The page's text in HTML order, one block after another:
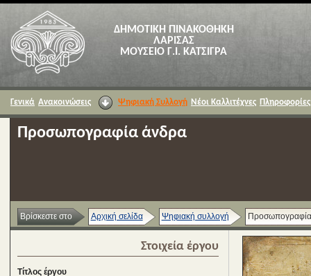
ΔΗΜΟΤΙΚΗ ΠΙΝΑΚΟΘΗΚΗ
ΛΑΡΙΣΑΣ
ΜΟΥΣΕΙΟ Γ.Ι. ΚΑΤΣΙΓΡΑ
Γενικά Ανακοινώσεις Ψηφιακή Συλλογή Νέοι Καλλιτέχνες Πληροφορίες
Προσωπογραφία άνδρα
Βρίσκεστε στο Αρχική σελίδα Ψηφιακή συλλογή
Στοιχεία έργου
Τίτλος έργου